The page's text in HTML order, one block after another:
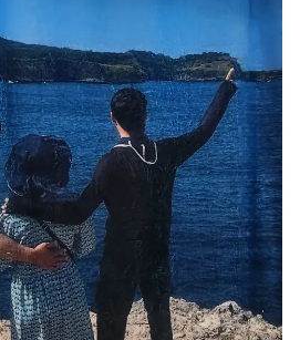
셔츠 맨투맨 후드
집업 바지
피/로브